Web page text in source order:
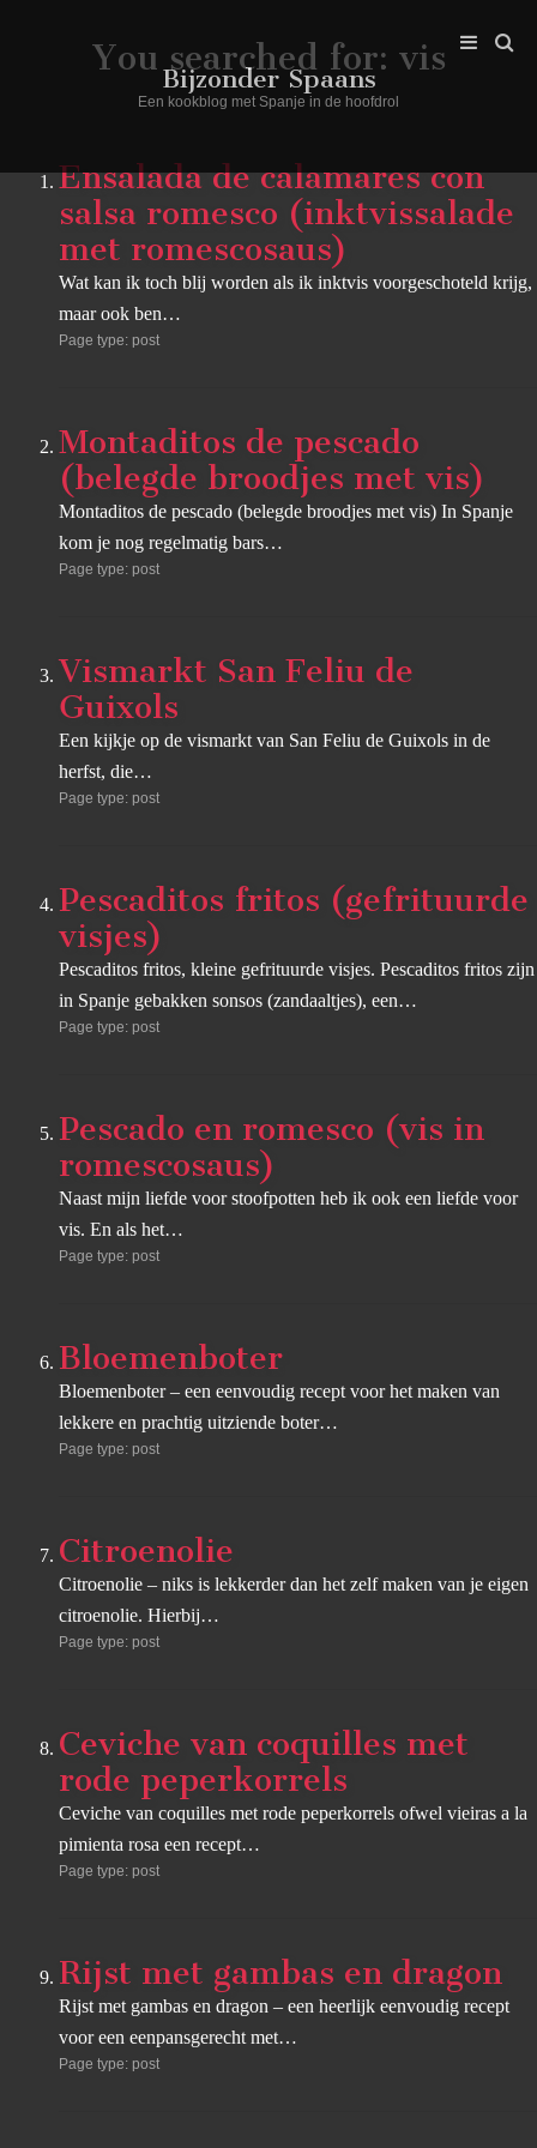
Bijzonder Spaans
Een kookblog met Spanje in de hoofdrol
You searched for: vis
Ensalada de calamares con
salsa romesco (inktvissalade
met romescosaus)
Wat kan ik toch blij worden als ik inktvis voorgeschoteld krijg,
maar ook ben…
Page type: post
Montaditos de pescado
(belegde broodjes met vis)
Montaditos de pescado (belegde broodjes met vis) In Spanje
kom je nog regelmatig bars…
Page type: post
Vismarkt San Feliu de
Guixols
Een kijkje op de vismarkt van San Feliu de Guixols in de
herfst, die…
Page type: post
Pescaditos fritos (gefrituurde
visjes)
Pescaditos fritos, kleine gefrituurde visjes. Pescaditos fritos zijn
in Spanje gebakken sonsos (zandaaltjes), een…
Page type: post
Pescado en romesco (vis in
romescosaus)
Naast mijn liefde voor stoofpotten heb ik ook een liefde voor
vis. En als het…
Page type: post
Bloemenboter
Bloemenboter – een eenvoudig recept voor het maken van
lekkere en prachtig uitziende boter…
Page type: post
Citroenolie
Citroenolie – niks is lekkerder dan het zelf maken van je eigen
citroenolie. Hierbij…
Page type: post
Ceviche van coquilles met
rode peperkorrels
Ceviche van coquilles met rode peperkorrels ofwel vieiras a la
pimienta rosa een recept…
Page type: post
Rijst met gambas en dragon
Rijst met gambas en dragon – een heerlijk eenvoudig recept
voor een eenpansgerecht met…
Page type: post